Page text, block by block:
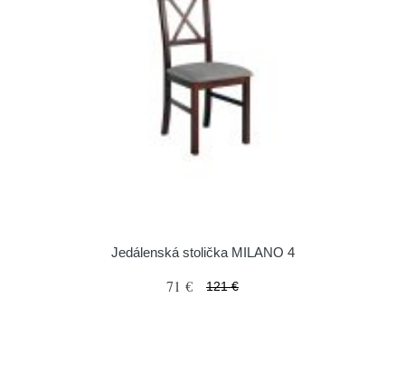
Jedálenská stolička MILANO 4
71 € 121 €